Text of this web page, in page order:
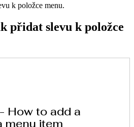
k položce menu.
přidat slevu k položce